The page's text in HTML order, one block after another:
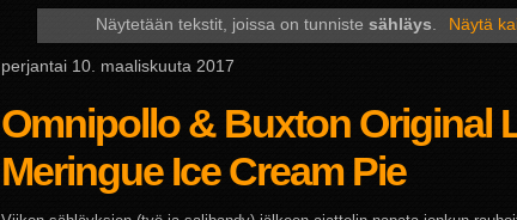
Näytetään tekstit, joissa on tunnistesähläys. Näytä
perjantai 10. maaliskuuta 2017
Omnipollo & Buxton Original
Meringue Ice Cream Pie